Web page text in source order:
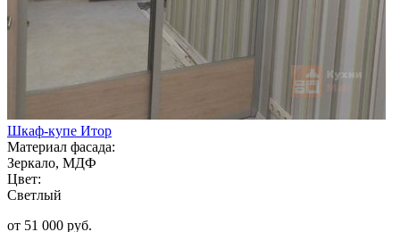
Шкаф-купе Итор
Материал фасада:
Зеркало, МДФ
Цвет:
Светлый
от 51 000 руб.